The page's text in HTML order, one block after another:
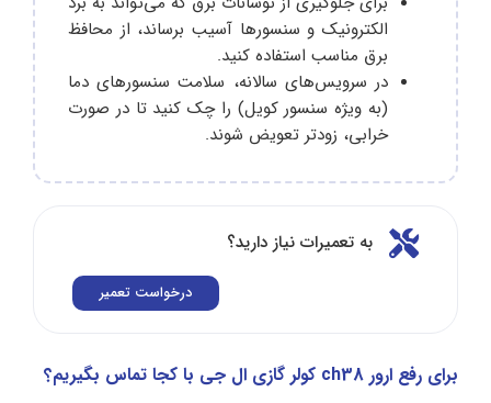
الکترونیک و سنسورها آسیب برساند، از محافظ
برق مناسب استفاده کنید.
در سرویس‌های سالانه، سلامت سنسورهای دما
(به ویژه سنسور کویل) را چک کنید تا در صورت
خرابی، زودتر تعویض شوند.
به تعمیرات نیاز دارید؟
درخواست تعمیر
برای رفع ارور ch38 کولر گازی ال جی با کجا تماس بگیریم؟